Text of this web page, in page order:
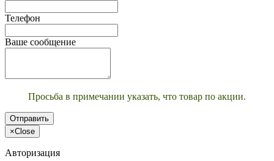
Телефон
Ваше сообщение
Просьба в примечании указать, что товар по акции.
Отправить
×Close
Авторизация